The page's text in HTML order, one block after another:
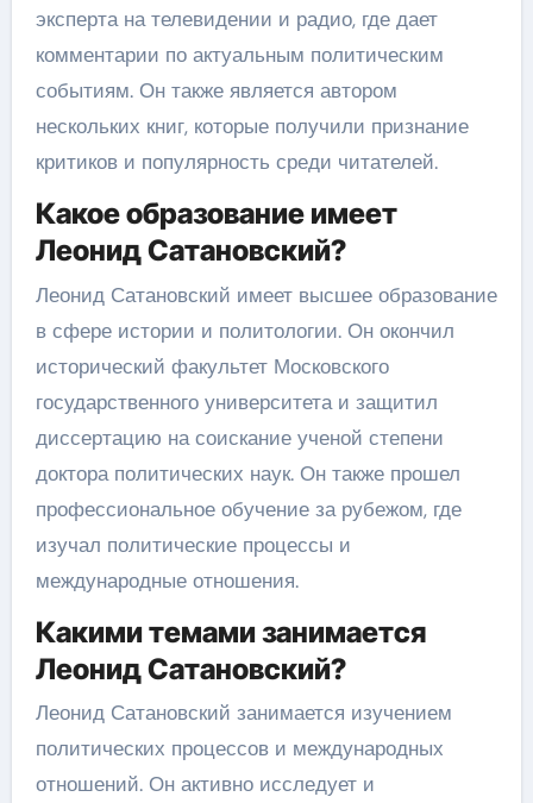
эксперта на телевидении и радио, где дает
комментарии по актуальным политическим
событиям. Он также является автором
нескольких книг, которые получили признание
критиков и популярность среди читателей.
Какое образование имеет
Леонид Сатановский?
Леонид Сатановский имеет высшее образование
в сфере истории и политологии. Он окончил
исторический факультет Московского
государственного университета и защитил
диссертацию на соискание ученой степени
доктора политических наук. Он также прошел
профессиональное обучение за рубежом, где
изучал политические процессы и
международные отношения.
Какими темами занимается
Леонид Сатановский?
Леонид Сатановский занимается изучением
политических процессов и международных
отношений. Он активно исследует и